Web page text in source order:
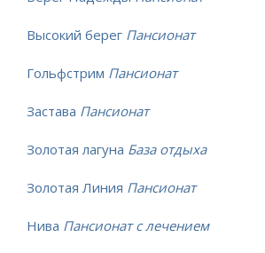
Высокий берег Пансионат
Гольфстрим Пансионат
Застава Пансионат
Золотая лагуна База отдыха
Золотая Линия Пансионат
Нива Пансионат с лечением